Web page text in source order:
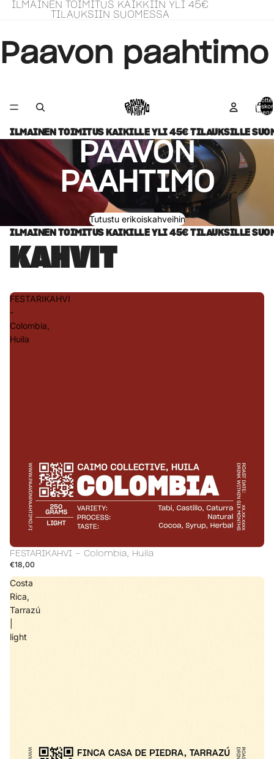
ILMAINEN TOIMITUS KAIKKIIN YLI 45€
TILAUKSIIN SUOMESSA
Paavon paahtimo
ILMAINEN TOIMITUS KAIKILLE YLI 45€ TILAUKSILLE
PAAVON
PAAHTIMO
Tutustu erikoiskahveihin
ILMAINEN TOIMITUS KAIKILLE YLI 45€ TILAUKSILLE
KAHVIT
FESTARIKAHVI
-
Colombia,
Huila
FESTARIKAHVI - Colombia, Huila
€18,00
Costa
Rica,
Tarrazú
light